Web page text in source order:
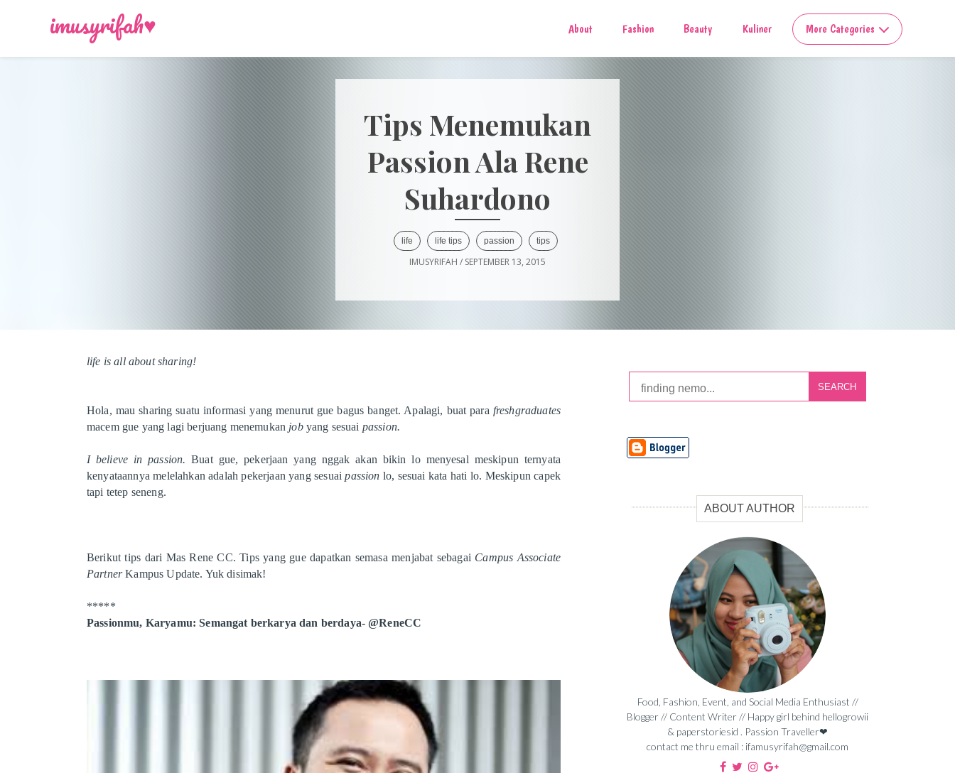
imusyrifah♥ About Fashion Beauty Kuliner More Categories
Tips Menemukan
Passion Ala Rene
Suhardono
life life tips passion tips
IMUSYRIFAH / SEPTEMBER 13, 2015
life is all about sharing!
Hola, mau sharing suatu informasi yang menurut gue bagus banget. Apalagi, buat para freshgraduates
macem gue yang lagi berjuang menemukan job yang sesuai passion.
I believe in passion.Buat gue, pekerjaan yang nggak akan bikin lo menyesal meskipun ternyata
kenyataannya melelahkan adalah pekerjaan yang sesuaipassion lo, sesuai kata hati lo. Meskipun capek
tapi tetep seneng.
Berikut tips dari Mas Rene CC. Tips yang gue dapatkan semasa menjabat sebagai Campus Associate
PartnerKampus Update. Yuk disimak!
*****
Passionmu, Karyamu: Semangat berkarya dan berdaya- @ReneCC
SEARCH
ABOUT AUTHOR
Food, Fashion, Event, and Social Media Enthusiast //
Blogger // Content Writer // Happy girl behind hellogrowii
& paperstoriesid . Passion Traveller❤
contact me thru email : ifamusyrifah@gmail.com